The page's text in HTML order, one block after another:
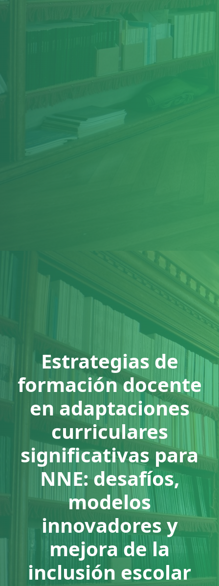
Estrategias de
formación docente
en adaptaciones
curriculares
significativas para
NNE: desafíos,
modelos
innovadores y
mejora de la
inclusión escolar